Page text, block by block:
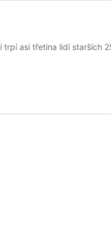
asi třetina lidí starších